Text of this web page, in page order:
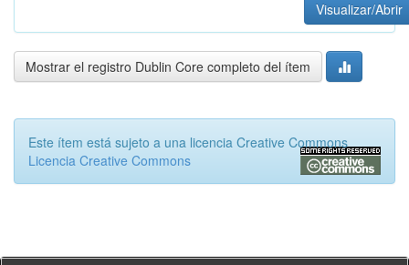
Visualizar/Abrir
Mostrar el registro Dublin Core completo del ítem
Este ítem está sujeto a una licencia Creative Commons
Licencia Creative Commons